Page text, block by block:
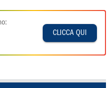
CLICCA QUI